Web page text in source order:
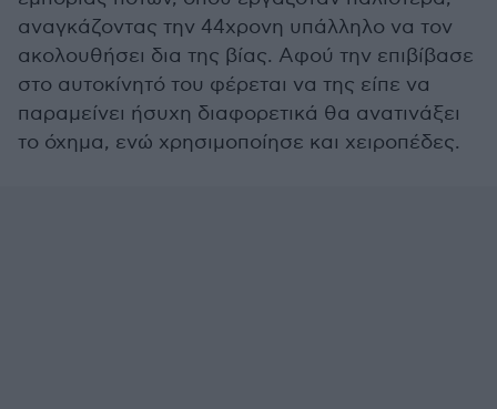
αναγκάζοντας την 44χρονη υπάλληλο να τον
ακολουθήσει δια της βίας. Αφού την επιβίβασε
στο αυτοκίνητό του φέρεται να της είπε να
παραμείνει ήσυχη διαφορετικά θα ανατινάξει
το όχημα, ενώ χρησιμοποίησε και χειροπέδες.